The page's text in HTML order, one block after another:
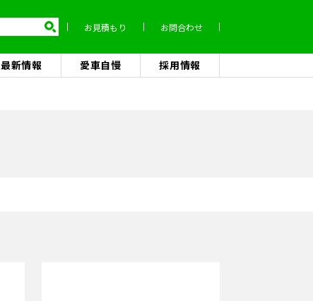
お見積もり お問合わせ
最新情報 愛車自慢 採用情報